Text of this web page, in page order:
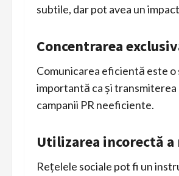
subtile, dar pot avea un
Concentrarea
Comunicarea eficientă este
importantă ca și transmiterea
campanii PR neeficiente.
Utilizarea incorectă
Rețelele sociale pot fi un